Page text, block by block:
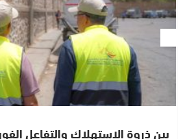
بين ذروة الاستهلاك والتفاعل